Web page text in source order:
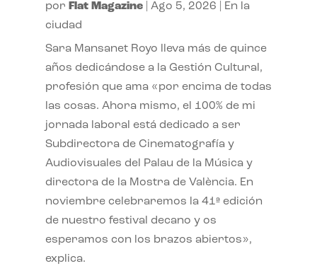
por Flat Magazine| Ago 5, 2026
En la
ciudad
Sara Mansanet Royo lleva más de quince
años dedicándose a la Gestión Cultural,
profesión que ama «por encima de todas
las cosas. Ahora mismo, el 100% de mi
jornada laboral está dedicado a ser
Subdirectora de Cinematografía y
Audiovisuales del Palau de la Música y
directora de la Mostra de València. En
noviembre celebraremos la 41ª edición
de nuestro festival decano y os
esperamos con los brazos abiertos»,
explica.